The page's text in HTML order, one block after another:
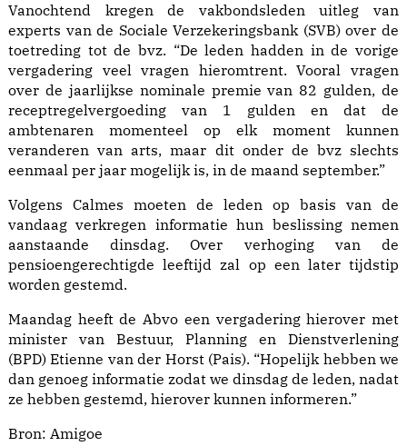
Vanochtend kregen de vakbondsleden uitleg van
experts van de Sociale Verzekeringsbank (SVB) over de
toetreding tot de bvz. “De leden hadden in de vorige
vergadering veel vragen hieromtrent. Vooral vragen
over de jaarlijkse nominale premie van 82 gulden, de
receptregelvergoeding van 1 gulden en dat de
ambtenaren momenteel op elk moment kunnen
veranderen van arts, maar dit onder de bvz slechts
eenmaal per jaar mogelijk is, in de maand september.”
Volgens Calmes moeten de leden op basis van de
vandaag verkregen informatie hun beslissing nemen
aanstaande dinsdag. Over verhoging van de
pensioengerechtigde leeftijd zal op een later tijdstip
worden gestemd.
Maandag heeft de Abvo een vergadering hierover met
minister van Bestuur, Planning en Dienstverlening
(BPD) Etienne van der Horst (Pais). “Hopelijk hebben we
dan genoeg informatie zodat we dinsdag de leden, nadat
ze hebben gestemd, hierover kunnen informeren.”
Bron: Amigoe